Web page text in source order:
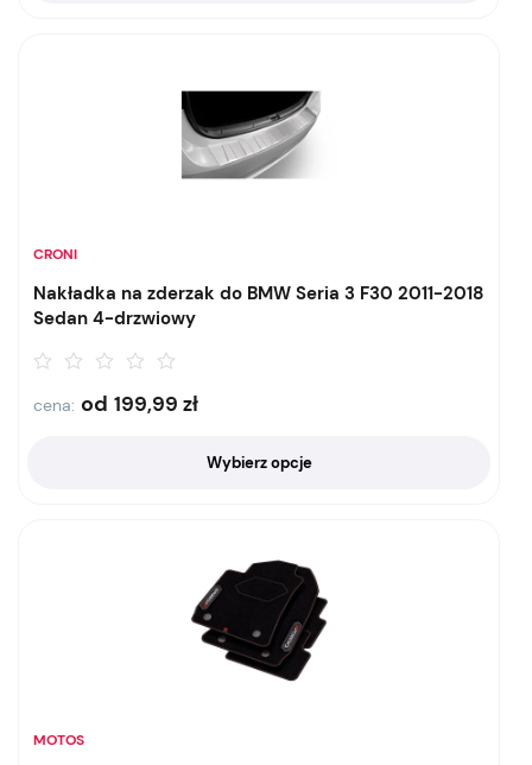
CRONI
Nakładka na zderzak do BMW Seria 3 F30 2011-2018
Sedan 4-drzwiowy
cena: od 199,99 zł
Wybierz opcje
MOTOS